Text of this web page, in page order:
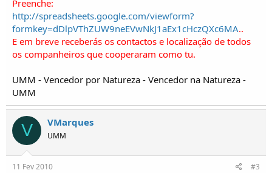
Preenche:
http://spreadsheets.google.com/viewform?
formkey=dDlpVThZUW9neEVwNkJ1aEx1cHczQXc6MA..
E em breve receberás os contactos e localização de todos
os companheiros que cooperaram como tu.
UMM - Vencedor por Natureza - Vencedor na Natureza -
UMM
V VMarques
UMM
11 Fev 2010 #3